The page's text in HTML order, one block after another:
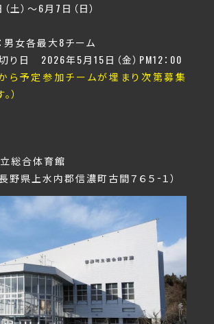
土）～6月7日（日）
男女各最大8チーム
り日 2026年5月15日（金）PM12：00
ら予定参加チームが埋まり次第募集
）
総合体育館
野県上水内郡信濃町古間７６５−１）